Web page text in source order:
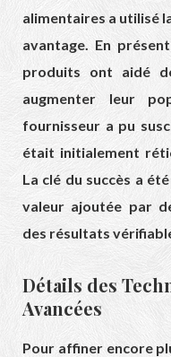
alimentaires a utilisé
avantage. En
produits ont aidé
augmenter leur
fournisseur a pu
était initialement
La clé du succès a
valeur ajoutée par
des résultats
Détails des
Avancées
Pour affiner encore